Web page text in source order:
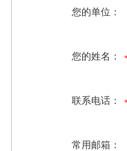
您的单位：
您的姓名：
联系电话：
常用邮箱：